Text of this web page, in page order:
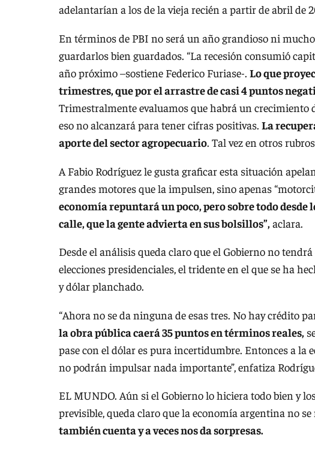
adelantarían a los de la vieja recién a partir de abril de
En términos de PBI no será un año grandioso ni
guardarlos bien guardados. “La recesión consumió
año próximo –sostiene Federico Furiase-. Lo que
trimestres, que por el arrastre de casi 4 puntos
Trimestralmente evaluamos que habrá un crecimiento
eso no alcanzará para tener cifras positivas. La
aporte del sector agropecuario. Tal vez en otros
A Fabio Rodríguez le gusta graficar esta situación
grandes motores que la impulsen, sino apenas
economía repuntará un poco, pero sobre todo desde
calle, que la gente advierta en sus bolsillos”, aclara.
Desde el análisis queda claro que el Gobierno no
elecciones presidenciales, el tridente en el que se ha
y dólar planchado.
“Ahora no se da ninguna de esas tres. No hay crédito
la obra pública caerá 35 puntos en términos reales,
pase con el dólar es pura incertidumbre. Entonces a
no podrán impulsar nada importante”, enfatiza
EL MUNDO. Aún si el Gobierno lo hiciera todo bien y
previsible, queda claro que la economía argentina no
también cuenta y a veces nos da sorpresas.